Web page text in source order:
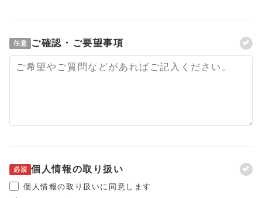
任意 ご確認・ご要望事項
必須 個人情報の取り扱い
個人情報の取り扱いに同意します